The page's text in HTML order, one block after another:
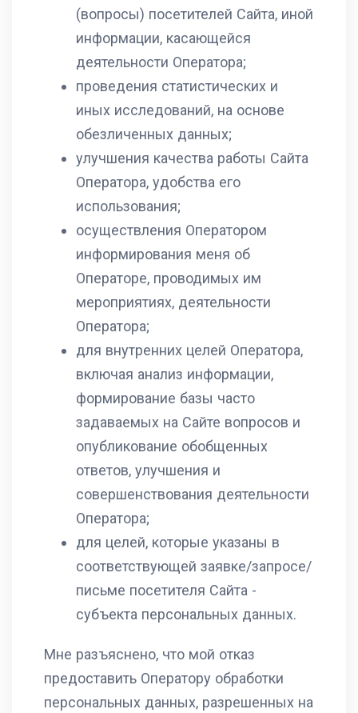
(вопросы) посетителей Сайта, иной
информации, касающейся
деятельности Оператора;
проведения статистических и
иных исследований, на основе
обезличенных данных;
улучшения качества работы Сайта
Оператора, удобства его
использования;
осуществления Оператором
информирования меня об
Операторе, проводимых им
мероприятиях, деятельности
Оператора;
для внутренних целей Оператора,
включая анализ информации,
формирование базы часто
задаваемых на Сайте вопросов и
опубликование обобщенных
ответов, улучшения и
совершенствования деятельности
Оператора;
для целей, которые указаны в
соответствующей заявке/запросе/
письме посетителя Сайта -
субъекта персональных данных.
Мне разъяснено, что мой отказ
предоставить Оператору обработки
персональных данных, разрешенных на